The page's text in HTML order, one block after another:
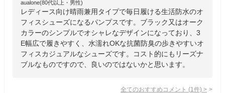
aualone(80代以上・男性)
レディース向け晴雨兼用タイプで毎日履ける生活防水のオ
フィスシューズになるパンプスです。ブラック又はオーク
カラーのシンプルでオシャレなデザインになっており、3
E幅広で履きやすく、水濡れOKな抗菌防臭の歩きやすいオ
フィスカジュアルなシューズです。コスト的にもリーズナ
ブルなものですので、良いのではないかと思います。
全てのおすすめコメント (1 件) >